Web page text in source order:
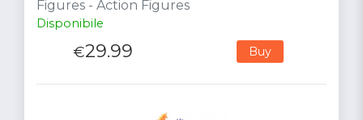
Figures - Action Figures
Disponibile
€29.99 Buy